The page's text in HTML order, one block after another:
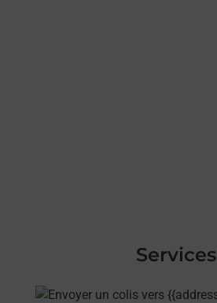
Services
En savoir plus